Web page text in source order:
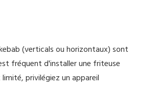
(verticals ou horizontaux) sont
fréquent d'installer une friteuse
privilégiez un appareil